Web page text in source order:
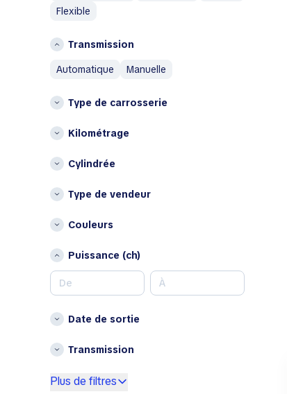
Austin
Avatr
B
Bentley
Bestune
Bugatti
BYD
C
Changan
Chrysler
Cupra
D
Daewoo
Lituanie
Pologne
Autres
Bulgarie
Chypre
Danemark
Hongrie
Irlande
Lettonie
Luxembourg
Flexible
Transmission
automatique
manuelle
Type de carrosserie
Kilométrage
Cylindrée
Type de vendeur
Couleurs
Puissance (ch)
Date de sortie
Transmission
Plus de filtres